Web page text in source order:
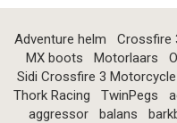
Adventure helm Crossfire
MX boots
Motorlaars
Sidi Crossfire 3
Thork Racing
TwinPegs
aggressor
balans